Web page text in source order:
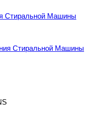
Стиральной Машины